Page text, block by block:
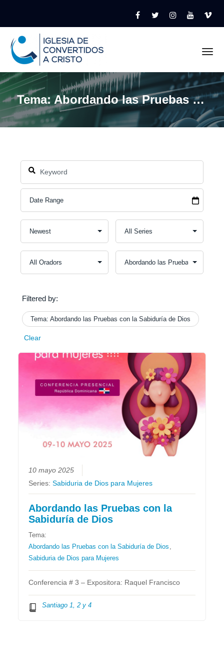
Tema: Abordando las Pruebas con la Sabiduría de Dios
Filtered by:
Tema: Abordando las Pruebas con la Sabiduría de Dios
Clear
10 mayo 2025
Series:Sabiduria de Dios para Mujeres
Abordando las Pruebas con la
Sabiduría de Dios
Tema:
Abordando las Pruebas con la Sabiduría de Dios ,
Sabiduria de Dios para Mujeres
Conferencia # 3 – Expositora: Raquel Francisco
Santiago 1, 2 y 4